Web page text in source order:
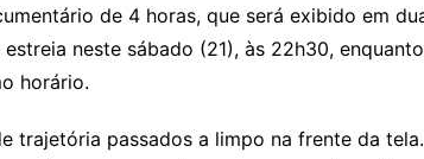
de 4 horas, que será exibido em
neste sábado (21), às 22h30,
horário.
trajetória passados a limpo na frente da